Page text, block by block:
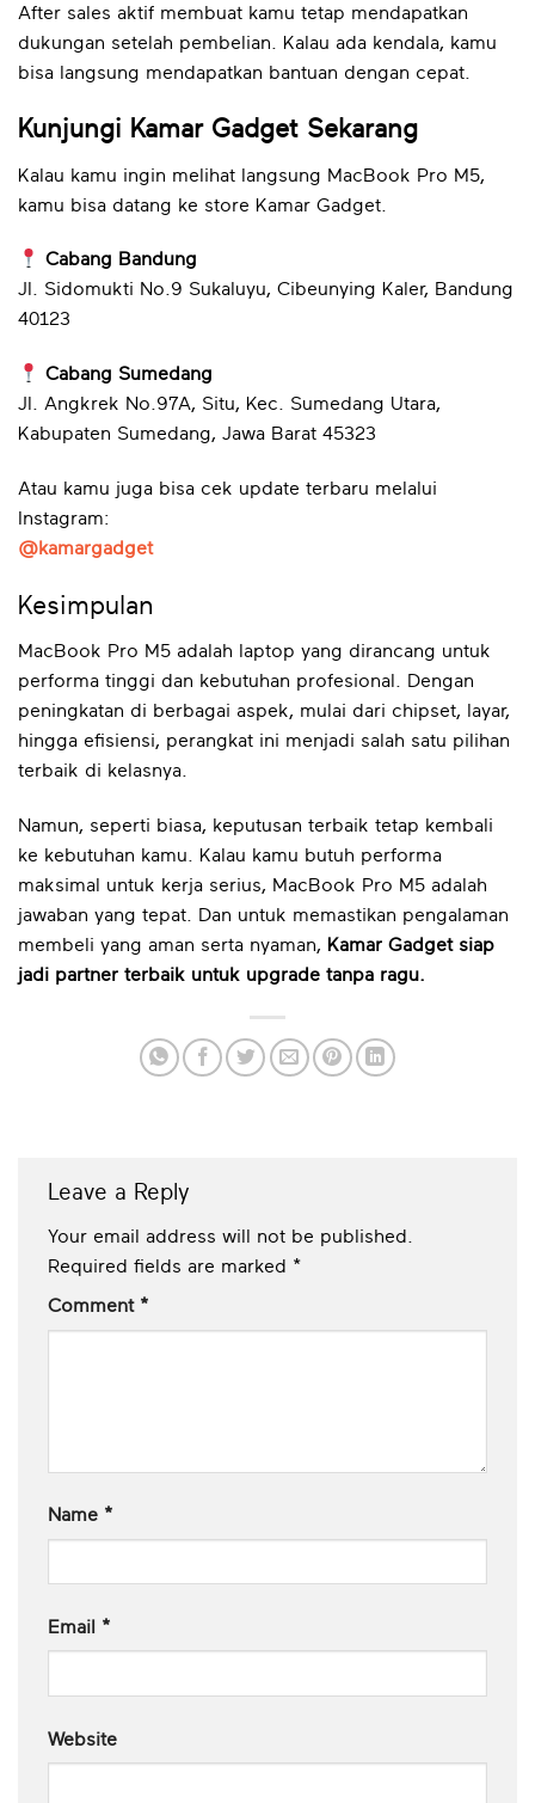
After sales aktif membuat kamu tetap mendapatkan
dukungan setelah pembelian. Kalau ada kendala, kamu
bisa langsung mendapatkan bantuan dengan cepat.
Kunjungi Kamar Gadget Sekarang
Kalau kamu ingin melihat langsung MacBook Pro M5,
kamu bisa datang ke store Kamar Gadget.
Cabang Bandung
Jl. Sidomukti No.9 Sukaluyu, Cibeunying Kaler, Bandung
40123
Cabang Sumedang
Jl. Angkrek No.97A, Situ, Kec. Sumedang Utara,
Kabupaten Sumedang, Jawa Barat 45323
Atau kamu juga bisa cek update terbaru melalui
Instagram:
@kamargadget
Kesimpulan
MacBook Pro M5 adalah laptop yang dirancang untuk
performa tinggi dan kebutuhan profesional. Dengan
peningkatan di berbagai aspek, mulai dari chipset, layar,
hingga efisiensi, perangkat ini menjadi salah satu pilihan
terbaik di kelasnya.
Namun, seperti biasa, keputusan terbaik tetap kembali
ke kebutuhan kamu. Kalau kamu butuh performa
maksimal untuk kerja serius, MacBook Pro M5 adalah
jawaban yang tepat. Dan untuk memastikan pengalaman
membeli yang aman serta nyaman, Kamar Gadget siap
jadi partner terbaik untuk upgrade tanpa ragu.
Leave a Reply
Your email address will not be published.
Required fields are marked *
Comment *
Name *
Email *
Website